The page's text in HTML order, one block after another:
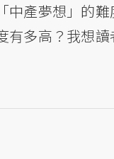
中產夢想」的難
有多高？我想讀